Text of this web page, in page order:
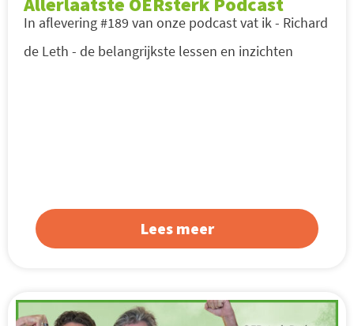
In aflevering #189 van onze podcast vat ik - Richard
de Leth - de belangrijkste lessen en inzichten
Lees meer